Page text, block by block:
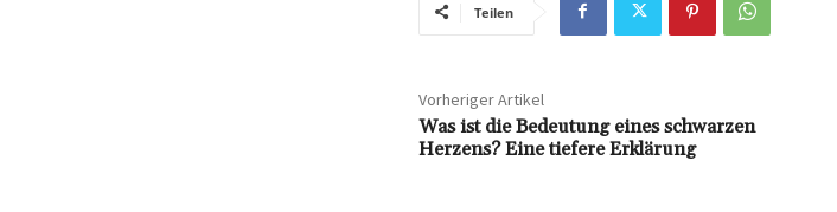
Teilen
Vorheriger Artikel
Was ist die Bedeutung eines schwarzen
Herzens? Eine tiefere Erklärung